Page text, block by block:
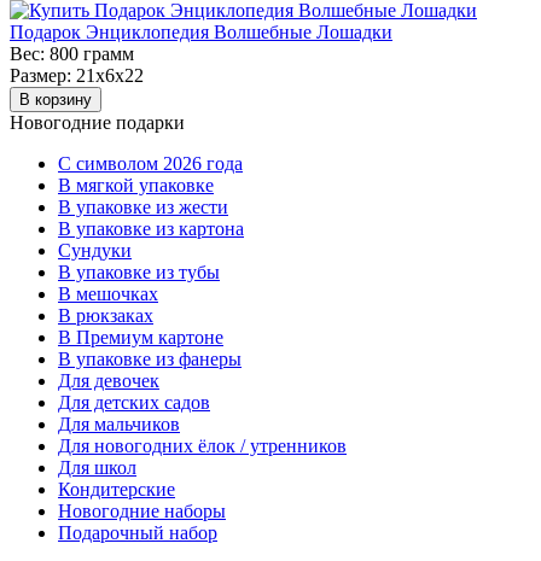
Подарок Энциклопедия Волшебные Лошадки
Вес: 800 грамм
Размер: 21х6х22
В корзину
Новогодние подарки
C символом 2026 года
В мягкой упаковке
В упаковке из жести
В упаковке из картона
Сундуки
В упаковке из тубы
В мешочках
В рюкзаках
В Премиум картоне
В упаковке из фанеры
Для девочек
Для детских садов
Для мальчиков
Для новогодних ёлок / утренников
Для школ
Кондитерские
Новогодние наборы
Подарочный набор